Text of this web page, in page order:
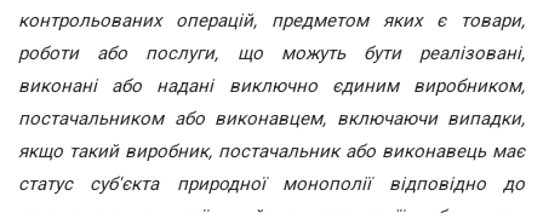
контрольованих операцій, предметом яких є товари,
роботи або послуги, що можуть бути реалізовані,
виконані або надані виключно єдиним виробником,
постачальником або виконавцем, включаючи випадки,
якщо такий виробник, постачальник або виконавець має
статус суб'єкта природної монополії відповідно до